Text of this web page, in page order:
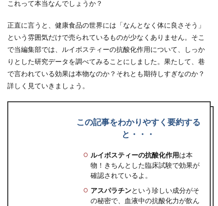
これって本当なんでしょうか？
正直に言うと、健康食品の世界には「なんとなく体に良さそう」
という雰囲気だけで売られているものが少なくありません。そこ
で当編集部では、ルイボスティーの抗酸化作用について、しっか
りとした研究データを調べてみることにしました。果たして、巷
で言われている効果は本物なのか？それとも期待しすぎなのか？
詳しく見ていきましょう。
この記事をわかりやすく要約する
と・・・
ルイボスティーの抗酸化作用は本
物！きちんとした臨床試験で効果が
確認されているよ。
アスパラチンという珍しい成分がそ
の秘密で、血液中の抗酸化力が飲ん